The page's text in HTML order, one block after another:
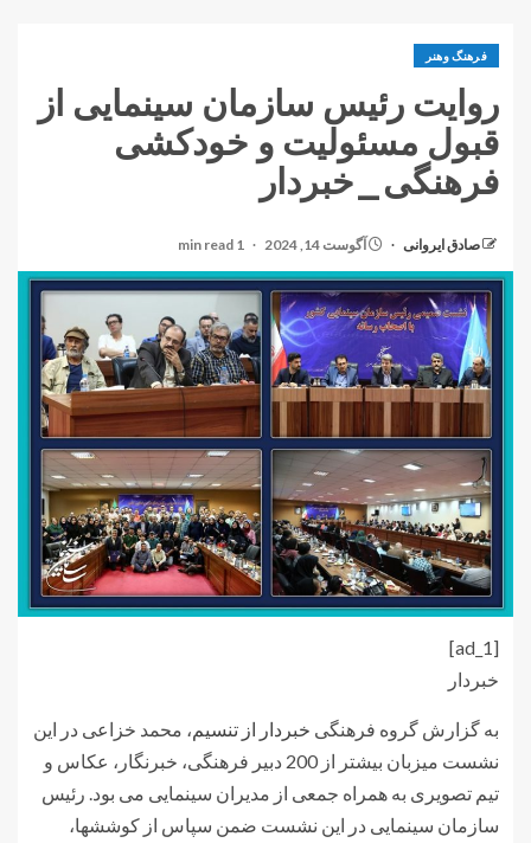
فرهنگ وهنر
روایت رئیس سازمان سینمایی از
قبول مسئولیت و خودکشی
فرهنگی_خبردار
صادق ایروانی آگوست 14, 2024 1 min read
[ad_1]
خبردار
به گزارش گروه فرهنگی خبردار از تنسیم ، محمد خزاعی در این
نشست میزبان بیشتر از 200 دبیر فرهنگی، خبرنگار، عکاس و
تیم تصویری به همراه جمعی از مدیران سینمایی می بود. رئیس
سازمان سینمایی در این نشست ضمن سپاس از کوششها،